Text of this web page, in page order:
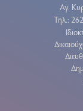
Αγ.
Τηλ.: